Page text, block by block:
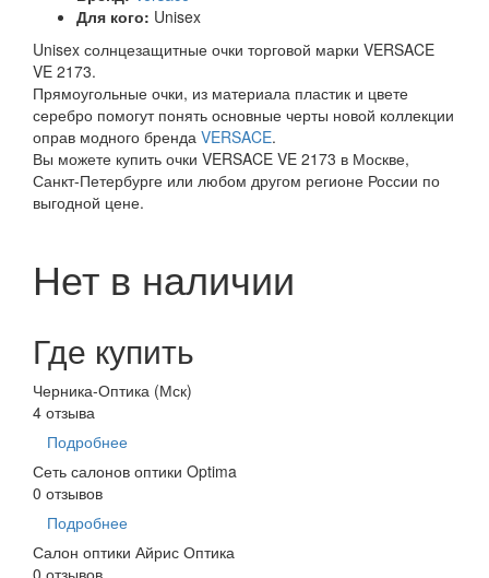
Для кого: Unisex
Unisex солнцезащитные очки торговой марки VERSACE
VE 2173.
Прямоугольные очки, из материала пластик и цвете
серебро помогут понять основные черты новой коллекции
оправ модного бренда VERSACE.
Вы можете купить очки VERSACE VE 2173 в Москве,
Санкт-Петербурге или любом другом регионе России по
выгодной цене.
Нет в наличии
Где купить
Черника-Оптика (Мск)
4 отзыва
Подробнее
Сеть салонов оптики Optima
0 отзывов
Подробнее
Салон оптики Айрис Оптика
0 отзывов